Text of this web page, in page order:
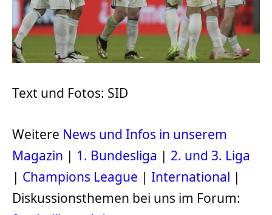
Text und Fotos: SID
Weitere News und Infos in unserem
Magazin | 1. Bundesliga | 2. und 3. Liga
| Champions League | International |
Diskussionsthemen bei uns im Forum: